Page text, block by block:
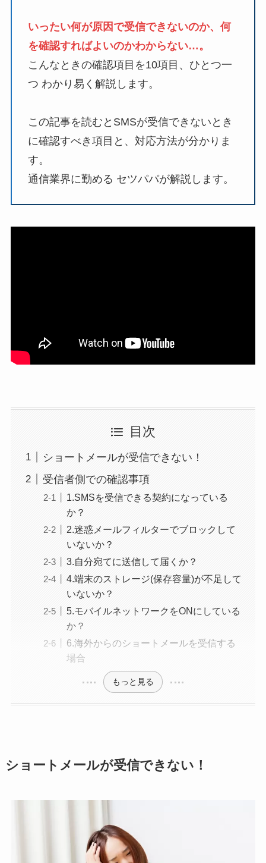
いったい何が原因で受信できないのか、何
を確認すればよいのかわからない…。
こんなときの確認項目を10項目、ひとつ一
つ わかり易く解説します。
この記事を読むとSMSが受信できないとき
に確認すべき項目と、対応方法が分かりま
す。
通信業界に勤める セツパパが解説します。
目次
ショートメールが受信できない！
受信者側での確認事項
1.SMSを受信できる契約になっている
か？
2.迷惑メールフィルターでブロックして
いないか？
3.自分宛てに送信して届くか？
4.端末のストレージ(保存容量)が不足して
いないか？
5.モバイルネットワークをONにしている
か？
6.海外からのショートメールを受信する
場合
もっと見る
ショートメールが受信できない！